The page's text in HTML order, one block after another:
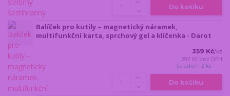
Do košíku
Balíček pro kutily – magnetický náramek,
multifunkční karta, sprchový gel a klíčenka - Darot
359 Kč/ks
297 Kč bez DPH
Skladem 2 ks
Do košíku